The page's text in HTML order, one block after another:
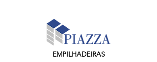
EMPILHADEIRAS